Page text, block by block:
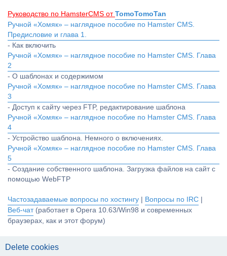
Руководство по HamsterCMS от TomoTomoTan
Ручной «Хомяк» – наглядное пособие по Hamster CMS.
Предисловие и глава 1.
- Как включить
Ручной «Хомяк» – наглядное пособие по Hamster CMS. Глава
2
- О шаблонах и содержимом
Ручной «Хомяк» – наглядное пособие по Hamster CMS. Глава
3
- Доступ к сайту через FTP, редактирование шаблона
Ручной «Хомяк» – наглядное пособие по Hamster CMS. Глава
4
- Устройство шаблона. Немного о включениях.
Ручной «Хомяк» – наглядное пособие по Hamster CMS. Глава
5
- Создание собственного шаблона. Загрузка файлов на сайт с
помощью WebFTP
Частозадаваемые вопросы по хостингу Вопросы по IRC
Веб-чат(работает в Opera 10.63/Win98 и современных
браузерах, как и этот форум)
Delete cookies